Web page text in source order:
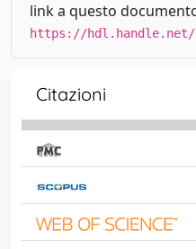
link a questo
https://hdl.handle.net/
Citazioni